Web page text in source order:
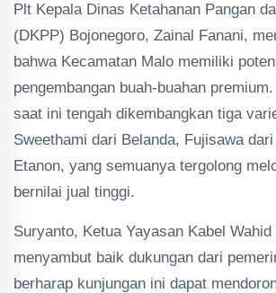
Plt Kepala Dinas Ketahanan Pangan
(DKPP) Bojonegoro, Zainal Fanani,
bahwa Kecamatan Malo memiliki
pengembangan buah-buahan
saat ini tengah dikembangkan tiga
Sweethami dari Belanda, Fujisawa
Etanon, yang semuanya tergolong
bernilai jual tinggi.
Suryanto, Ketua Yayasan Kabel Wahid
menyambut baik dukungan dari
berharap kunjungan ini dapat